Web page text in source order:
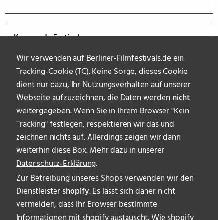
Wir verwenden auf Berliner-Filmfestivals.de ein
Tracking-Cookie (TC). Keine Sorge, dieses Cookie
dient nur dazu, Ihr Nutzungsverhalten auf unserer
Webseite aufzuzeichnen, die Daten werden nicht
weitergegeben. Wenn Sie in Ihrem Browser "Kein
Tracking" festlegen, respektieren wir das und
zeichnen nichts auf. Allerdings zeigen wir dann
weiterhin diese Box. Mehr dazu in unserer
Datenschutz-Erklärung.
Zur Betreibung unseres Shops verwenden wir den
Dienstleistershopify. Es lässt sich daher nicht
vermeiden, dass Ihr Browser bestimmte
Kommende Festivals
ÜBER UNS